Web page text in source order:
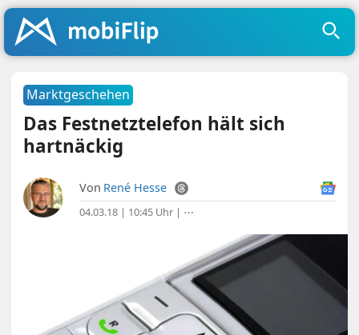
Marktgeschehen
Das Festnetztelefon hält sich
hartnäckig
Von René Hesse
04.03.18 | 10:45 Uhr | ⋯